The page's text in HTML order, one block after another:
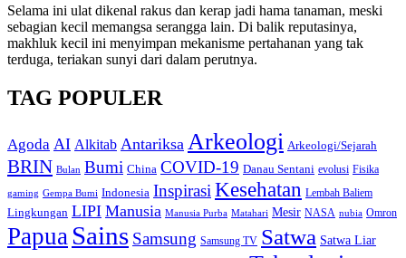
Selama ini ulat dikenal rakus dan kerap jadi hama tanaman, meski
sebagian kecil memangsa serangga lain. Di balik reputasinya,
makhluk kecil ini menyimpan mekanisme pertahanan yang tak
terduga, teriakan sunyi dari dalam perutnya.
TAG POPULER
Agoda AI Alkitab Antariksa Arkeologi Arkeologi/Sejarah
BRIN Bulan Bumi China COVID-19 Danau Sentani evolusi Fisika
gaming Gempa Bumi Indonesia InspirasiKesehatan Lembah Baliem
Lingkungan LIPI Manusia Manusia Purba Matahari Mesir NASA nubia Omron
Papua Sains Samsung Samsung TV Satwa Satwa Liar